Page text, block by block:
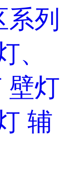
系列
、
壁灯
辅